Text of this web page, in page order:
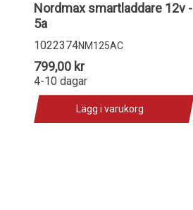
Nordmax smartladdare 12v -
5a
1022374NM125AC
799,00 kr
4-10 dagar
Lägg i varukorg